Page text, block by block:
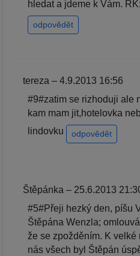
hledat a jdeme k Vám.
odpovědět
tereza – 4.9.2013 16:56
#9#zatim se rizhoduji ale
kam mam jit,hotelovka
lindovku
odpovědět
Štěpánka – 25.6.2013
#5#Přeji hezký den, píšu
Štěpána Wenzla;
že se zpožděním. K velké
nás všech byl Štěpán